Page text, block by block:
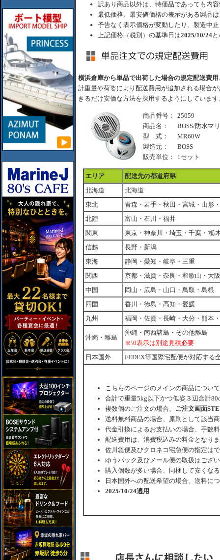
訳あり商品以外は、特価品であっても内
最低価格、最安値価格の表示がある製品
予告なく表示価格が変動したり、製造中
上記価格（税別）の基準日は2025/10/24と
横浜倉庫から単品で出荷した場合の規定配送費用
計重量や荷姿により配送費用が追加される場合
きるだけ安価な方法を採用するようにしています
商品番号：
25059
商品名：
BOSS/防水マ
型 式：
MR60W
製造元：
BOSS
販売単位：
1セット
エリア
配送先の都道府県
北海道
北海道
東北
青森・岩手・秋田・宮城・山形
北陸
富山・石川・福井
関東
東京・神奈川・埼玉・千葉・'栃
信越
長野・新潟
東海
静岡・愛知・岐阜・三重
関西
京都・滋賀・奈良・和歌山・大
中国
岡山・広島・山口・鳥取・島根
四国
香川・徳島・高知・愛媛
九州
福岡・佐賀・長崎・大分・熊本
沖縄・離島
沖縄・南西諸島・その他離島
※\0表示は別途見積必要
日本国外
FEDEX等国際宅配便が対応する
こちらのページのメインの商品につい
合計で重量5kg以下かつ似姿３辺合計
複数個のご注文の場合、 ご注文画面
送料無料商品の場合、原則として該当
代金引換によるお支払いの場合、手数
配送費用は、消費税込みの料金となり
佐川急便及びクロネコ宅急便の指定は
ゆうパック及びメール便の取扱はござ
購入個数が多い場合、同梱して安くな
日本国外への配送希望の場合、送料に
2025/10/24適用